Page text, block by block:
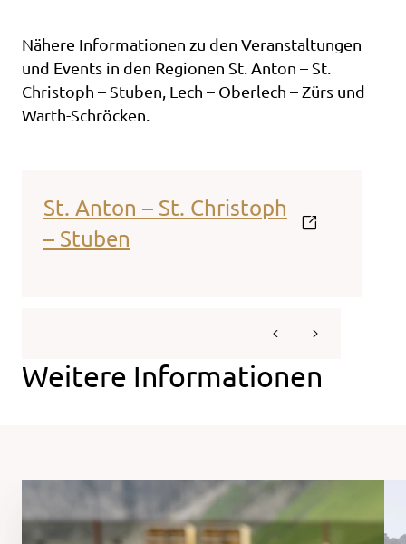
Nähere Informationen zu den Veranstaltungen
und Events in den Regionen St. Anton – St.
Christoph – Stuben , Lech – Oberlech – Zürs und
Warth-Schröcken.
St. Anton – St. Christoph
– Stuben
Weitere Informationen